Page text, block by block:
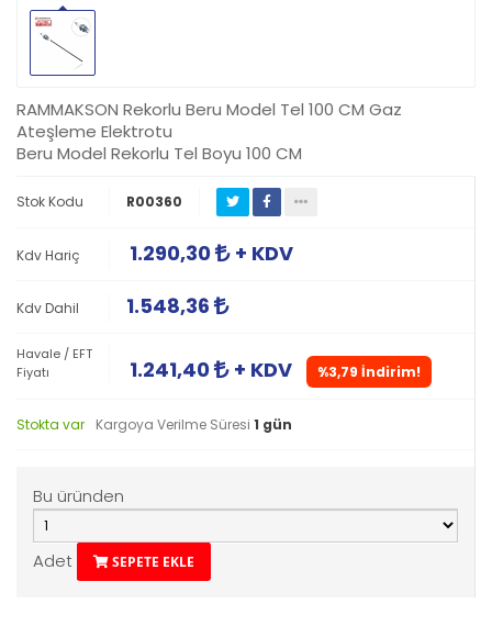
RAMMAKSON Rekorlu Beru Model Tel 100 CM Gaz
Ateşleme Elektrotu
Beru Model Rekorlu Tel Boyu 100 CM
Stok Kodu R00360
Kdv Hariç 1.290,30 + KDV
Kdv Dahil 1.548,36
Havale / EFT
Fiyatı
1.241,40 + KDV %3,79 İndirim!
Stokta var Kargoya Verilme Süresi 1 gün
Bu üründen
Adet SEPETE EKLE